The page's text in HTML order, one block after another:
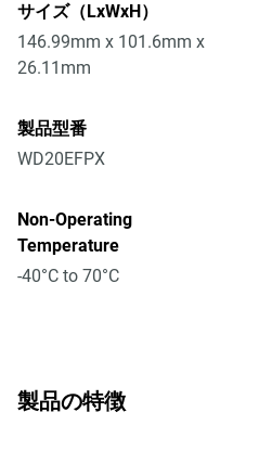
サイズ（LxWxH）
146.99mm x 101.6mm x
26.11mm
製品型番
WD20EFPX
Non-Operating
Temperature
-40°C to 70°C
製品の特徴